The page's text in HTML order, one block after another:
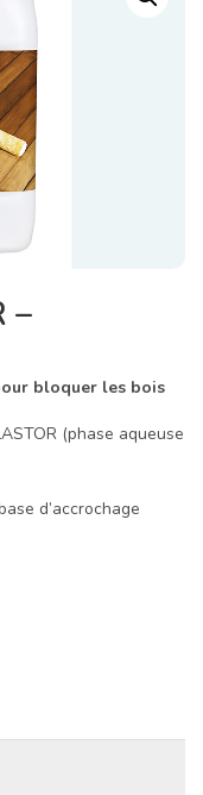
–
bloquer les bois
(phase aqueuse
d’accrochage